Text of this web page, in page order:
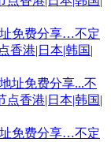
址免费分享…不定
香港|日本|韩国|
址免费分享…不定